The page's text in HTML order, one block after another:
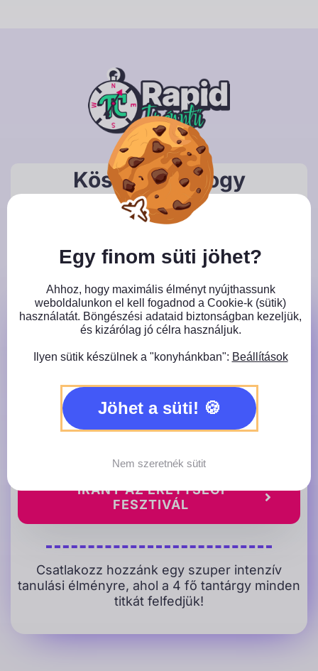
Köszönjük, hogy
feliratkoztál!
anyagot.
Közeleg az érettségi…
Emeld a következő szintre a felkészülésed
a Rapid Érettségi Fesztivállal!
12 nap– 2026. március-április
4 tantárgy
– angol, magyar, matek (emelt is),
töri
IRÁNY AZ ÉRETTSÉGI
FESZTIVÁL
Csatlakozz hozzánk egy szuper intenzív
tanulási élményre, ahol a 4 fő tantárgy minden
titkát felfedjük!
Egy finom süti jöhet?
Ahhoz, hogy maximális élményt nyújthassunk
weboldalunkon el kell fogadnod a Cookie-k (sütik)
használatát. Böngészési adataid biztonságban kezeljük,
és kizárólag jó célra használjuk.
Ilyen sütik készülnek a "konyhánkban": Beállítások
Jöhet a süti!
Nem szeretnék sütit
Close GDPR Cookie Banner